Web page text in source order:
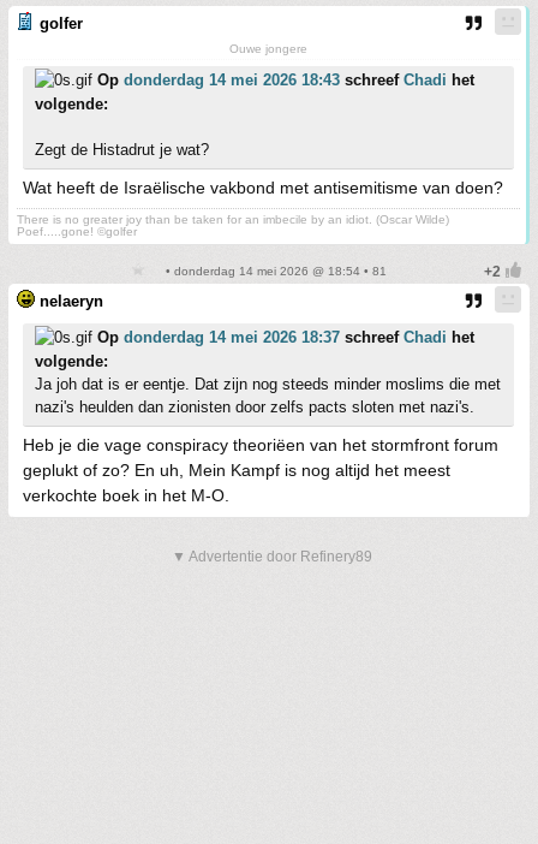
golfer
Ouwe jongere
Op donderdag 14 mei 2026 18:43 schreef Chadi het
volgende:
Zegt de Histadrut je wat?
Wat heeft de Israëlische vakbond met antisemitisme van doen?
There is no greater joy than be taken for an imbecile by an idiot. (Oscar Wilde)
Poef.....gone! ©golfer
• donderdag 14 mei 2026 @ 18:54 • 81
nelaeryn
Op donderdag 14 mei 2026 18:37 schreef Chadi het
volgende:
Ja joh dat is er eentje. Dat zijn nog steeds minder moslims die met
nazi's heulden dan zionisten door zelfs pacts sloten met nazi's.
Heb je die vage conspiracy theoriëen van het stormfront forum
geplukt of zo? En uh, Mein Kampf is nog altijd het meest
verkochte boek in het M-O.
▼ Advertentie door Refinery89